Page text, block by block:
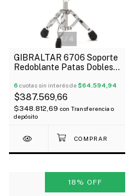
1 / 4
GIBRALTAR 6706 Soporte
Redoblante Patas Dobles
6 cuotas sin interés de$64.594,94
$387.569,66
$348.812,69 con Transferencia o
depósito
18 % OFF